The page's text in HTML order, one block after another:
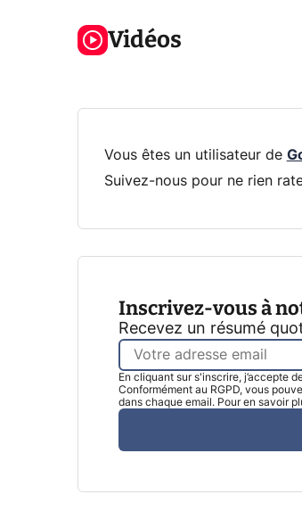
Vidéos
Voici L'AOC
CQ32G4ZA !
Vous êtes un utilisateur de
Suivez-nous pour ne rien
Inscrivez-vous à
Recevez un résumé
En cliquant sur s'inscrire, j’accepte
Conformément au RGPD, vous
dans chaque email. Pour en savoir